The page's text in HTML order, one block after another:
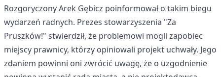
Rozgoryczony Arek Gębicz poinformował o takim biegu
wydarzeń radnych. Prezes stowarzyszenia "Za
Pruszków!" stwierdził, że problemowi mogli zapobiec
miejscy prawnicy, którzy opiniowali projekt uchwały. Jego
zdaniem powinni oni zwrócić uwagę, że o uzgodnienie